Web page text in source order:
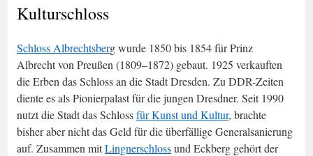
Kulturschloss
Schloss Albrechtsberg wurde 1850 bis 1854 für Prinz
Albrecht von Preußen (1809–1872) gebaut. 1925 verkauften
die Erben das Schloss an die Stadt Dresden. Zu DDR-Zeiten
diente es als Pionierpalast für die jungen Dresdner. Seit 1990
nutzt die Stadt das Schlossfür Kunst und Kultur, brachte
bisher aber nicht das Geld für die überfällige Generalsanierung
auf. Zusammen mitLingnerschlossund Eckberg gehört der